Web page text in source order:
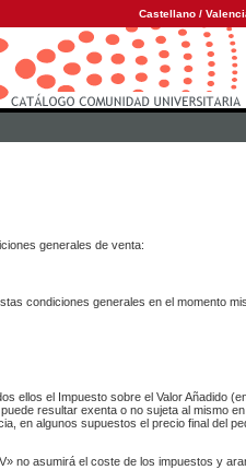
Castellano /
generales de venta:
condiciones generales en el momento
ellos el Impuesto sobre el Valor Añadido
resultar exenta o no sujeta al mismo
en algunos supuestos el precio final del
no asumirá el coste de los impuestos y